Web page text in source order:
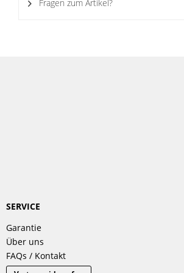
Fragen zum Artikel?
SERVICE
Garantie
Über uns
FAQs / Kontakt